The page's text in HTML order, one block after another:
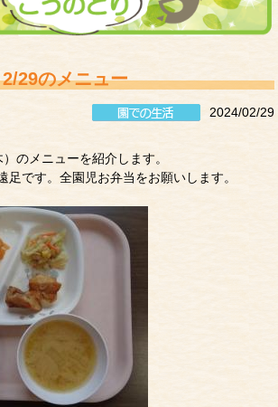
29のメニュー
2024/02/29
のメニューを紹介します。
足です。全園児お弁当をお願いします。